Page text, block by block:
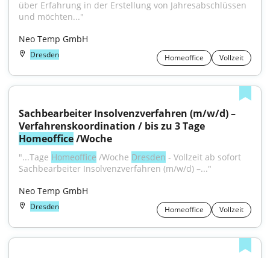
über Erfahrung in der Erstellung von Jahresabschlüssen
und möchten..."
Neo Temp GmbH
Dresden Homeoffice Vollzeit
Sachbearbeiter Insolvenzverfahren (m/w/d) –
Homeoffice /Woche
"...Tage Homeoffice /Woche Dresden - Vollzeit ab sofort
Sachbearbeiter Insolvenzverfahren (m/w/d) –..."
Neo Temp GmbH
Dresden Homeoffice Vollzeit